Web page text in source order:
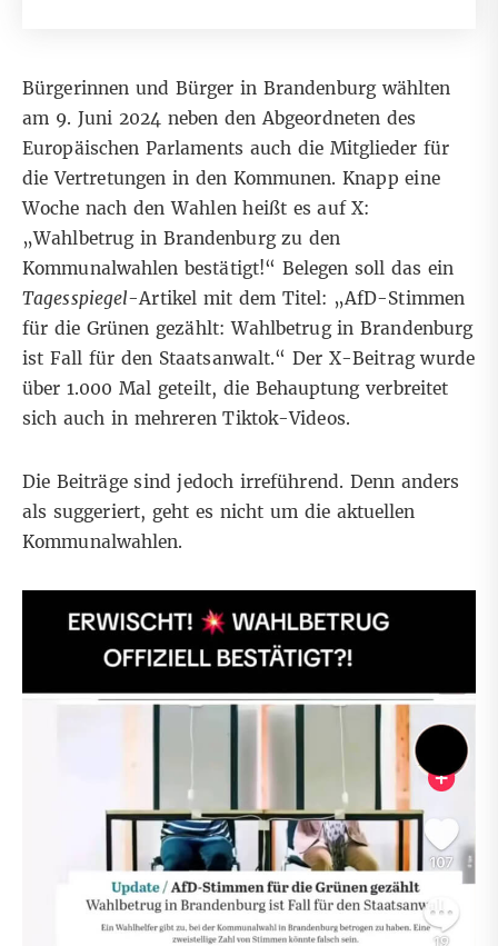
Bürgerinnen und Bürger in Brandenburg wählten
am 9. Juni 2024 neben den Abgeordneten des
Europäischen Parlaments auch die Mitglieder für
die Vertretungen in den Kommunen. Knapp eine
Woche nach den Wahlenheißt es auf X:
„Wahlbetrug in Brandenburg zu den
Kommunalwahlen bestätigt!“ Belegen soll das ein
Tagesspiegel-Artikel mit dem Titel: „AfD-Stimmen
für die Grünen gezählt: Wahlbetrug in Brandenburg
ist Fall für den Staatsanwalt.“ Der X-Beitrag wurde
über 1.000 Mal geteilt, die Behauptung verbreitet
sich auch in mehreren Tiktok-Videos.
Die Beiträge sind jedoch irreführend. Denn anders
als suggeriert, geht es nicht um die aktuellen
Kommunalwahlen.